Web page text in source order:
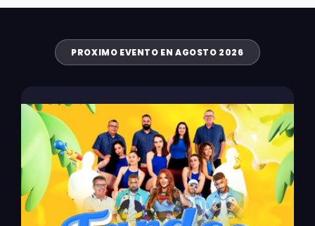
PROXIMO EVENTO EN AGOSTO 2026